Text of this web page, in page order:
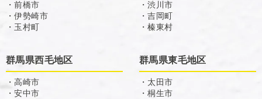
・前橋市
・伊勢崎市
・玉村町
・渋川市
・吉岡町
・榛東村
群馬県西毛地区
・高崎市
・安中市
群馬県東毛地区
・太田市
・桐生市